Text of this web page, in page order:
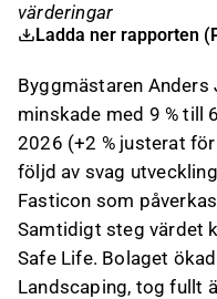
värderingar
Ladda ner rapporten
Byggmästaren
minskade med 9 % till
2026 (+2 % justerat
följd av svag
Fasticon som
Samtidigt steg värdet
Safe Life. Bolaget
Landscaping, tog fullt